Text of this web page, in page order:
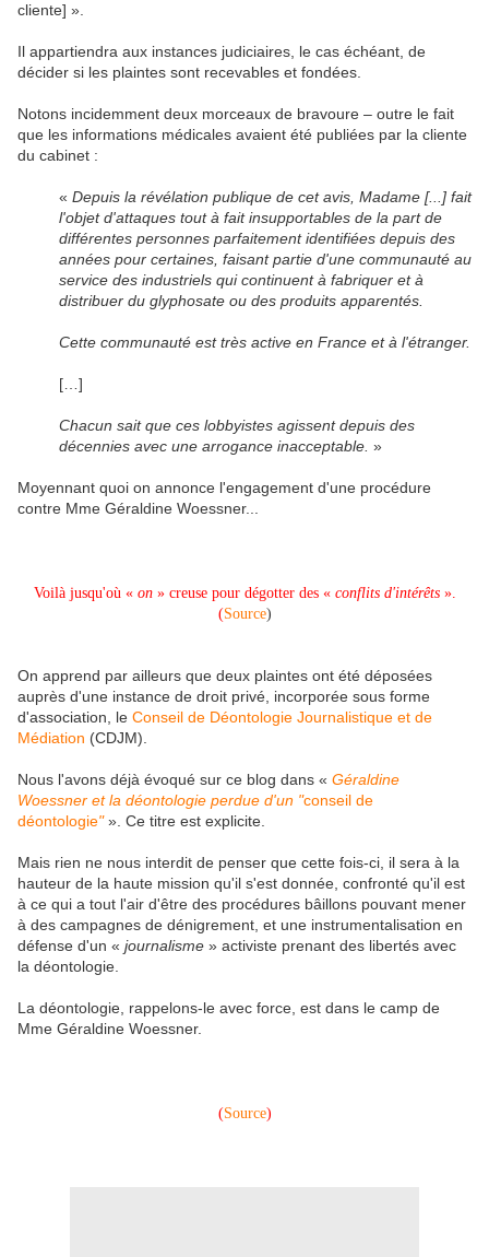
cliente] ».
Il appartiendra aux instances judiciaires, le cas échéant, de
décider si les plaintes sont recevables et fondées.
Notons incidemment deux morceaux de bravoure – outre le fait
que les informations médicales avaient été publiées par la cliente
du cabinet :
« Depuis la révélation publique de cet avis, Madame [...] fait
l'objet d'attaques tout à fait insupportables de la part de
différentes personnes parfaitement identifiées depuis des
années pour certaines, faisant partie d'une communauté au
service des industriels qui continuent à fabriquer et à
distribuer du glyphosate ou des produits apparentés.
Cette communauté est très active en France et à l'étranger.
[…]
Chacun sait que ces lobbyistes agissent depuis des
décennies avec une arrogance inacceptable. »
Moyennant quoi on annonce l'engagement d'une procédure
contre Mme Géraldine Woessner...
Voilà jusqu'où « on » creuse pour dégotter des « conflits d'intérêts ».
(Source)
On apprend par ailleurs que deux plaintes ont été déposées
auprès d'une instance de droit privé, incorporée sous forme
d'association, le Conseil de Déontologie Journalistique et de
Médiation (CDJM).
Nous l'avons déjà évoqué sur ce blog dans « Géraldine
Woessner et la déontologie perdue d'un "conseil de
déontologie" ». Ce titre est explicite.
Mais rien ne nous interdit de penser que cette fois-ci, il sera à la
hauteur de la haute mission qu'il s'est donnée, confronté qu'il est
à ce qui a tout l'air d'être des procédures bâillons pouvant mener
à des campagnes de dénigrement, et une instrumentalisation en
défense d'un « journalisme » activiste prenant des libertés avec
la déontologie.
La déontologie, rappelons-le avec force, est dans le camp de
Mme Géraldine Woessner.
(Source)